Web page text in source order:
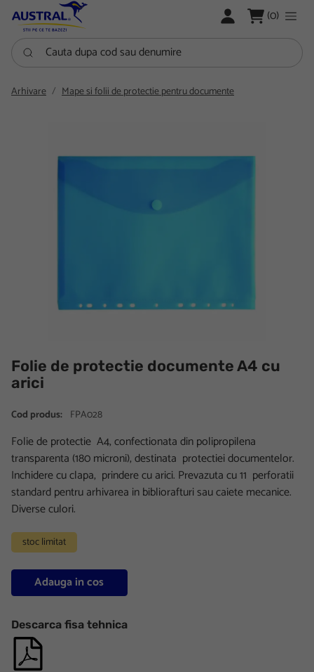
LOGARE (0)
Cauta dupa cod sau denumire
Arhivare Mape si folii de protectie pentru documente
Folie de protectie documente A4 cu
arici
Cod produs: FPA028
Folie de protectie A4, confectionata din polipropilena
transparenta (180 microni), destinata protectiei documentelor.
Inchidere cu clapa, prindere cu arici. Prevazuta cu 11 perforatii
standard pentru arhivarea in bibliorafturi sau caiete mecanice.
Diverse culori.
stoc limitat
Adauga in cos
Descarca fisa tehnica